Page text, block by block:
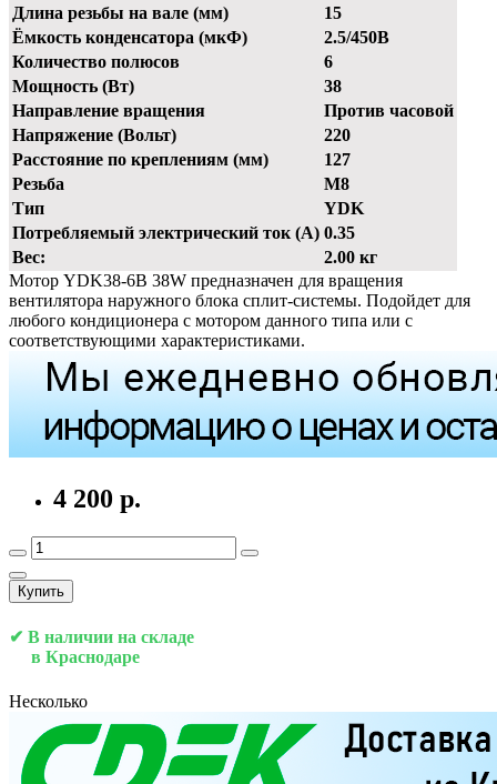
Длина резьбы на вале (мм)
15
Ёмкость конденсатора (мкФ)
2.5/450В
Количество полюсов
6
Мощность (Вт)
38
Направление вращения
Против часовой
Напряжение (Вольт)
220
Расстояние по креплениям (мм)
127
Резьба
М8
Тип
YDK
Потребляемый электрический ток (А) 0.35
Вес:
2.00 кг
Мотор YDK38-6B 38W предназначен для вращения
вентилятора наружного блока сплит-системы. Подойдет для
любого кондиционера с мотором данного типа или с
соответствующими характеристиками.
4 200 р.
Купить
✔ В наличии на складе
в Краснодаре
Несколько